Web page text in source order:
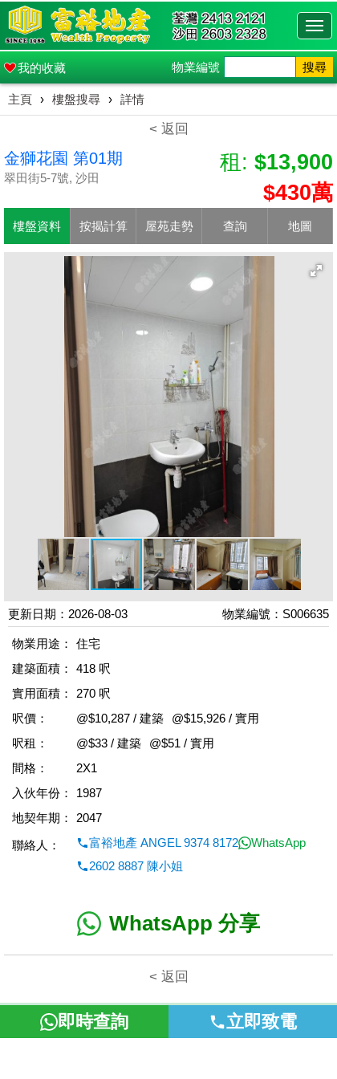
我的收藏 物業編號 搜尋
主頁 › 樓盤搜尋 › 詳情
< 返回
金獅花園 第01期
翠田街5-7號, 沙田
租: $13,900
$430萬
樓盤資料 按揭計算 屋苑走勢 查詢 地圖
更新日期：2026-08-03 物業編號：S006635
物業用途：
住宅
建築面積：
418 呎
實用面積：
270 呎
呎價：
@$10,287 / 建築
@$15,926 / 實用
呎租：
@$33 / 建築
@$51 / 實用
間格：
2X1
入伙年份：
1987
地契年期：
2047
聯絡人：
富裕地產 ANGEL 9374 8172
WhatsApp
2602 8887 陳小姐
WhatsApp 分享
< 返回
即時查詢 立即致電
本網頁所提供資料僅作參考用途。若因錯漏而引致任何不便或損